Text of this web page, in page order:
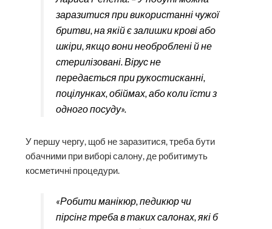
заразитися при використанні чужої
бритви, на якій є залишки крові або
шкіри, якщо вони необроблені й не
стерилізовані. Вірус не
передається при рукостисканні,
поцілунках, обіймах, або коли їсти з
одного посуду».
У першу чергу, щоб не заразитися, треба бути
обачними при виборі салону, де робитимуть
косметичні процедури.
«Робити манікюр, педикюр чи
пірсінг треба в таких салонах, які б